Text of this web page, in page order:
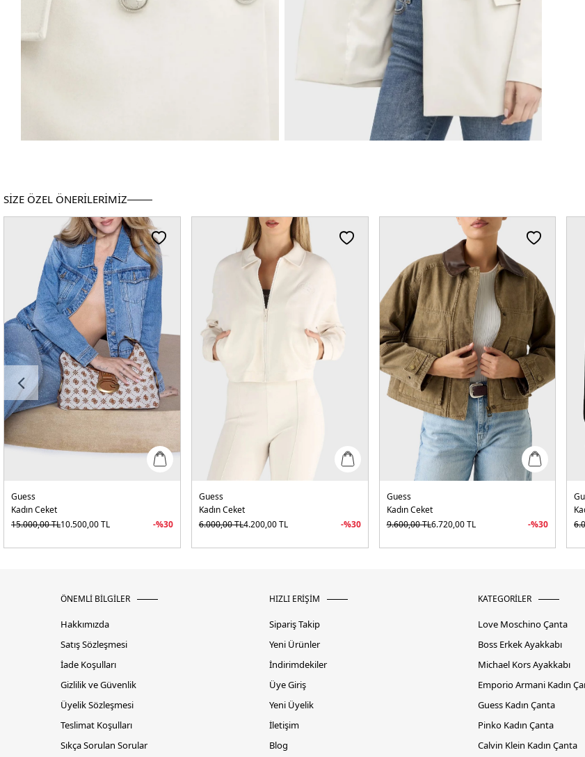
SİZE ÖZEL ÖNERİLERİMİZ
Guess
Kadın Ceket
15.000,00TL10.500,00TL -%30
Guess
Kadın Ceket
6.000,00TL4.200,00TL -%30
Guess
Kadın Ceket
9.600,00TL6.720,00TL -%30
ÖNEMLİ BİLGİLER
Hakkımızda
Satış Sözleşmesi
İade Koşulları
Gizlilik ve Güvenlik
Üyelik Sözleşmesi
Teslimat Koşulları
Sıkça Sorulan Sorular
HIZLI ERİŞİM
Sipariş Takip
Yeni Ürünler
İndirimdekiler
Üye Giriş
Yeni Üyelik
İletişim
Blog
KATEGORİLER
Love Moschino Çanta
Boss Erkek Ayakkabı
Michael Kors Ayakkabı
Emporio Armani Kadın
Guess Kadın Çanta
Pinko Kadın Çanta
Calvin Klein Kadın Çanta